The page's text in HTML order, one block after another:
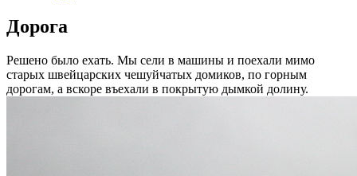
Дорога
Решено было ехать. Мы сели в машины и поехали мимо
старых швейцарских чешуйчатых домиков, по горным
дорогам, а вскоре въехали в покрытую дымкой долину.